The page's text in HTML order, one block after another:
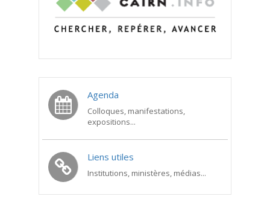
Agenda
Colloques, manifestations,
expositions...
Liens utiles
Institutions, ministères, médias...